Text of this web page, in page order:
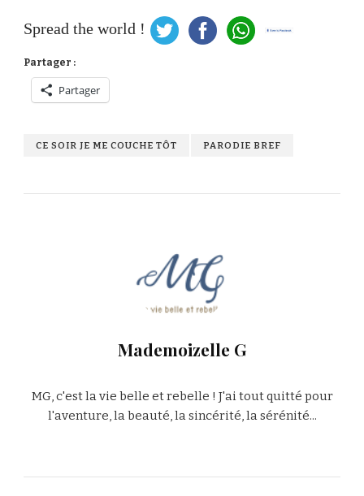
Spread the world !
Partager :
Partager
CE SOIR JE ME COUCHE TÔT PARODIE BREF
Mademoizelle G
MG, c'est la vie belle et rebelle ! J'ai tout quitté pour
l'aventure, la beauté, la sincérité, la sérénité...